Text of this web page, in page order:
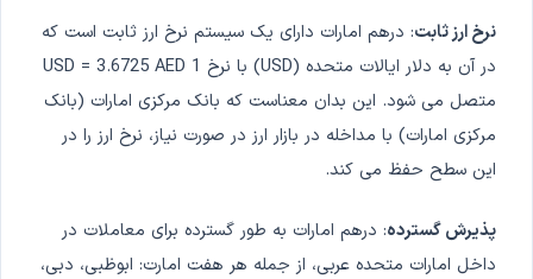
نرخ ارز ثابت: درهم امارات دارای یک سیستم نرخ ارز ثابت است که
در آن به دلار ایالات متحده (USD) با نرخ 1 USD = 3.6725 AED
متصل می شود. این بدان معناست که بانک مرکزی امارات (بانک
مرکزی امارات) با مداخله در بازار ارز در صورت نیاز، نرخ ارز را در
این سطح حفظ می کند.
پذیرش گسترده: درهم امارات به طور گسترده برای معاملات در
داخل امارات متحده عربی، از جمله هر هفت امارت: ابوظبی، دبی،